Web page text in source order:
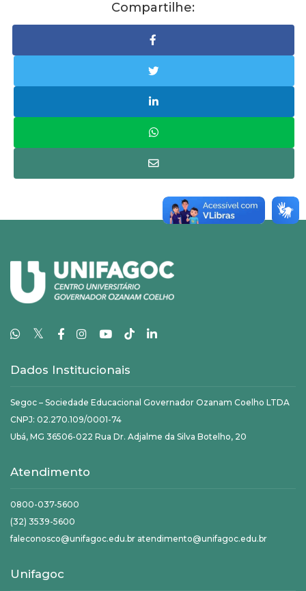
Compartilhe:
𝕏
Dados Institucionais
Segoc – Sociedade Educacional Governador Ozanam Coelho LTDA
CNPJ: 02.270.109/0001-74
Ubá, MG 36506-022 Rua Dr. Adjalme da Silva Botelho, 20
Atendimento
0800-037-5600
(32) 3539-5600
faleconosco@unifagoc.edu.br atendimento@unifagoc.edu.br
Unifagoc